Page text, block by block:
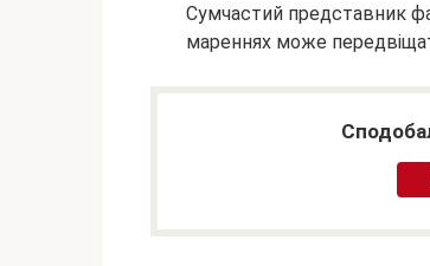
Сумчастий представник
мареннях може